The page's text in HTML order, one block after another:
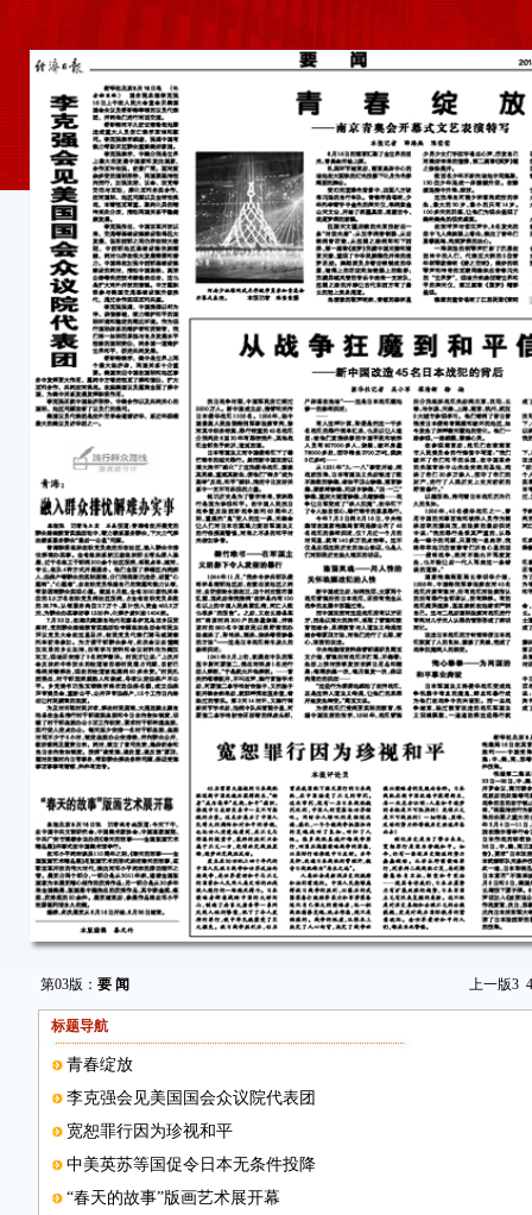
第03版： 要 闻 上一版3 4
标题导航
青春绽放
李克强会见美国国会众议院代表团
宽恕罪行因为珍视和平
中美英苏等国促令日本无条件投降
“春天的故事”版画艺术展开幕